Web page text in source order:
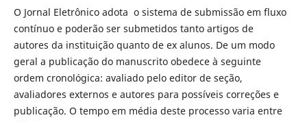
O Jornal Eletrônico adota o sistema de submissão em fluxo
contínuo e poderão ser submetidos tanto artigos de
autores da instituição quanto de ex alunos. De um modo
geral a publicação do manuscrito obedece à seguinte
ordem cronológica: avaliado pelo editor de seção,
avaliadores externos e autores para possíveis correções e
publicação. O tempo em média deste processo varia entre